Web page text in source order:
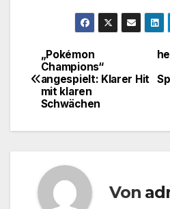
„Pokémon
Champions“
angespielt: Klarer Hit
mit klaren
Schwächen
Von